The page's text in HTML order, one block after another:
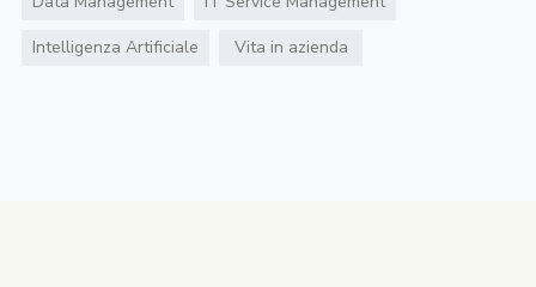
Intelligenza Artificiale
Vita in azienda